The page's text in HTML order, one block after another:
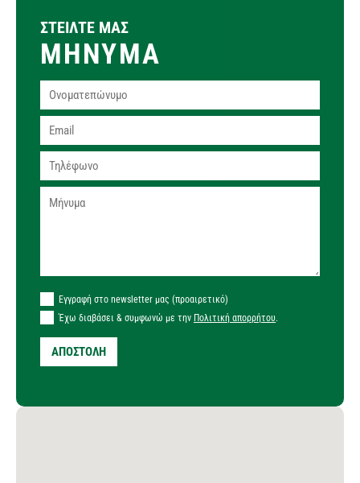
ΣΤΕΙΛΤΕ ΜΑΣ
ΜΗΝΥΜΑ
Εγγραφή στο newsletter μας (προαιρετικό)
Έχω διαβάσει & συμφωνώ με την Πολιτική απορρήτου.